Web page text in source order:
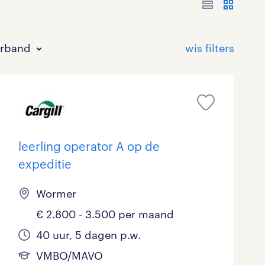
Bouw 0
Commercieel / Verkoop
Juridisch 0
HAVO/VWO 0
MBO
17 - 24 uur 0
37 - 40+ uur 6
Tijdelijk met uitzicht op vast
leerling operator A op de
expeditie
Wormer
€ 2.800 - 3.500 per maand
40 uur, 5 dagen p.w.
VMBO/MAVO